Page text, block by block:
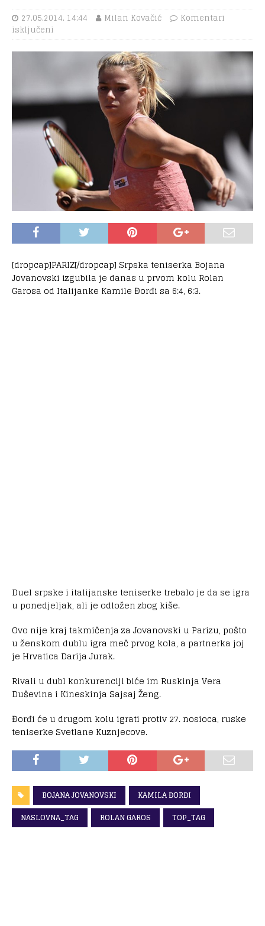
27.05.2014. 14:44 Milan Kovačić
Komentari
isključeni
[dropcap]PARIZ[/dropcap] Srpska teniserka Bojana
Jovanovski izgubila je danas u prvom kolu Rolan
Garosa od Italijanke Kamile Đorđi sa 6:4, 6:3.
Duel srpske i italijanske teniserke trebalo je da se igra
u ponedjeljak, ali je odložen zbog kiše.
Ovo nije kraj takmičenja za Jovanovski u Parizu, pošto
u ženskom dublu igra meč prvog kola, a partnerka joj
je Hrvatica Darija Jurak.
Rivali u dubl konkurenciji biće im Ruskinja Vera
Duševina i Kineskinja Sajsaj Ženg.
Đorđi će u drugom kolu igrati protiv 27. nosioca, ruske
teniserke Svetlane Kuznjecove.
BOJANA JOVANOVSKI
KAMILA ĐORĐI
NASLOVNA_TAG
ROLAN GAROS TOP_TAG